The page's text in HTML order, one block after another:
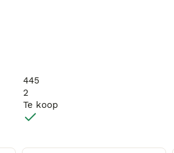
445
2
Te koop